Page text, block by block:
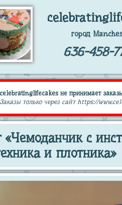
город
636-458-
celebratinglifecakes не принимает
Заказы только через сайт https://
«Чемоданчик с
и плотника»